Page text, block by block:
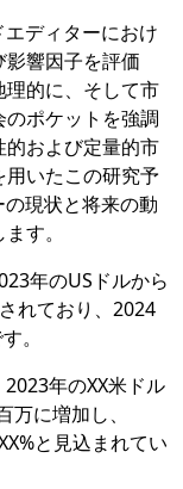
ディターにおけ
響因子を評価
理的に、そして市
ポケットを強調
的および定量的市
いたこの研究予
現状と将来の動
す。
年のUSドルから
れており、2024
。
年のXX米ドル
に増加し、
と見込まれてい